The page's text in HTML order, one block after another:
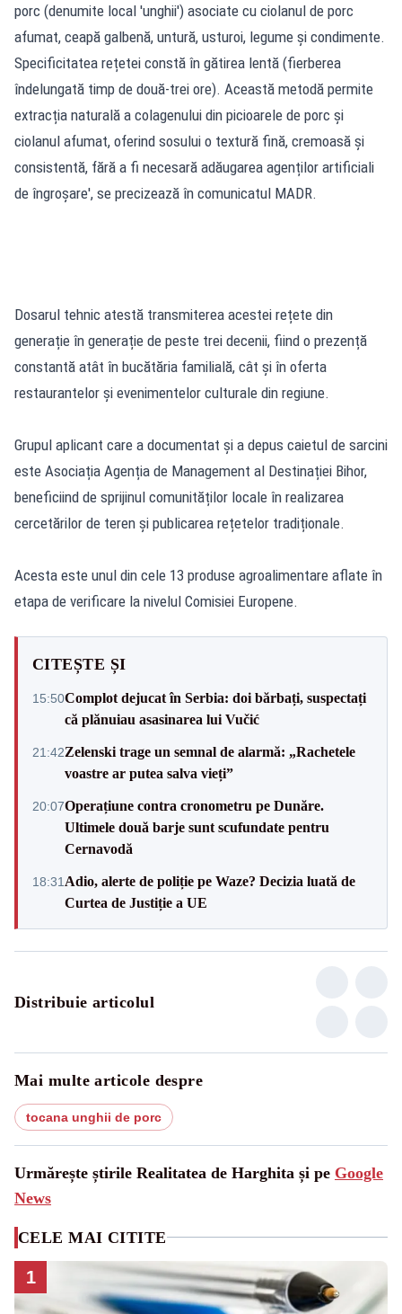
porc (denumite local 'unghii') asociate cu ciolanul de porc
afumat, ceapă galbenă, untură, usturoi, legume și condimente.
Specificitatea rețetei constă în gătirea lentă (fierberea
îndelungată timp de două-trei ore). Această metodă permite
extracția naturală a colagenului din picioarele de porc și
ciolanul afumat, oferind sosului o textură fină, cremoasă și
consistentă, fără a fi necesară adăugarea agenților artificiali
de îngroșare', se precizează în comunicatul MADR.
Dosarul tehnic atestă transmiterea acestei rețete din
generație în generație de peste trei decenii, fiind o prezență
constantă atât în bucătăria familială, cât și în oferta
restaurantelor și evenimentelor culturale din regiune.
Grupul aplicant care a documentat și a depus caietul de sarcini
este Asociația Agenția de Management al Destinației Bihor,
beneficiind de sprijinul comunităților locale în realizarea
cercetărilor de teren și publicarea rețetelor tradiționale.
Acesta este unul din cele 13 produse agroalimentare aflate în
etapa de verificare la nivelul Comisiei Europene.
CITEȘTE ȘI
15:50Complot dejucat în Serbia: doi bărbați, suspectați
că plănuiau asasinarea lui Vučić
21:42Zelenski trage un semnal de alarmă: „Rachetele
voastre ar putea salva vieți”
20:07Operațiune contra cronometru pe Dunăre.
Ultimele două barje sunt scufundate pentru
Cernavodă
18:31 Adio, alerte de poliție pe Waze? Decizia luată de
Curtea de Justiție a UE
Distribuie articolul
Mai multe articole despre
tocana unghii de porc
Urmărește știrile Realitatea de Harghita și pe Google
News
CELE MAI CITITE
1